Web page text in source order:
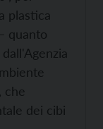
plastica
quanto
che
dei cibi